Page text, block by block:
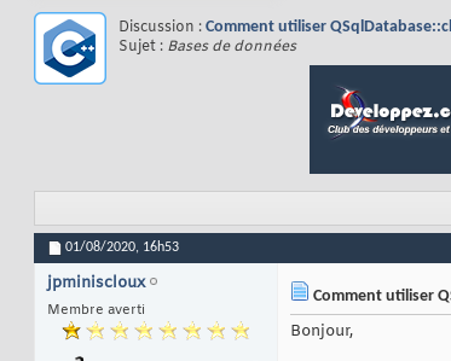
Discussion : Comment utiliser
Sujet : Bases de données
01/08/2020, 16h53
jpminiscloux
Membre averti
Comment utiliser
Bonjour,